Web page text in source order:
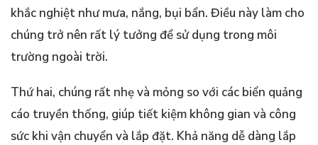
khắc nghiệt như mưa, nắng, bụi bẩn. Điều này làm cho
chúng trở nên rất lý tưởng để sử dụng trong môi
trường ngoài trời.
Thứ hai, chúng rất nhẹ và mỏng so với các biển quảng
cáo truyền thống, giúp tiết kiệm không gian và công
sức khi vận chuyển và lắp đặt. Khả năng dễ dàng lắp